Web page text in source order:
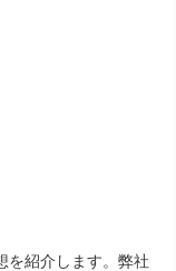
を紹介します。弊社